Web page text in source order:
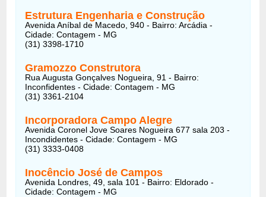
Estrutura Engenharia e Construção
Avenida Aníbal de Macedo, 940 - Bairro: Arcádia -
Cidade: Contagem - MG
(31) 3398-1710
Gramozzo Construtora
Rua Augusta Gonçalves Nogueira, 91 - Bairro:
Inconfidentes - Cidade: Contagem - MG
(31) 3361-2104
Incorporadora Campo Alegre
Avenida Coronel Jove Soares Nogueira 677 sala 203 -
Incondidentes - Cidade: Contagem - MG
(31) 3333-0408
Inocêncio José de Campos
Avenida Londres, 49, sala 101 - Bairro: Eldorado -
Cidade: Contagem - MG